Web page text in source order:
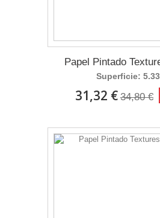
Papel Pintado
Superficie:
31,32 € 34,80 €